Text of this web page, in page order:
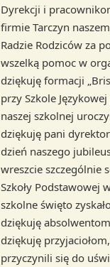
Dyrekcji i
firmie Tarczyn
Radzie Rodziców za
wszelką pomoc w
dziękuję formacji
przy Szkole
naszej szkolnej
dziękuję pani dyrektor
dzień naszego
wreszcie szczególnie
Szkoły Podstawowej
szkolne święto
dziękuję
dziękuję
przyczynili się do